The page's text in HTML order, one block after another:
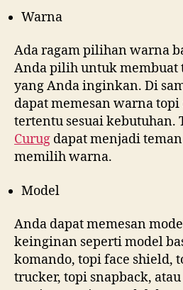
Warna
Ada ragam pilihan warna
Anda pilih untuk membuat
yang Anda inginkan. Di
dapat memesan warna
tertentu sesuai kebutuhan.
Curug dapat menjadi
memilih warna.
Model
Anda dapat memesan
keinginan seperti model
komando, topi face shield,
trucker, topi snapback,